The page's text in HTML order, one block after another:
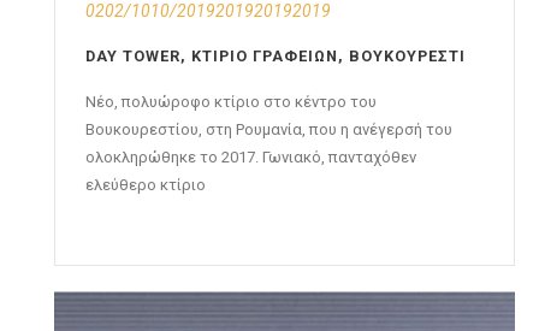
0202/1010/2019201920192019
DAY TOWER, ΚΤΊΡΙΟ ΓΡΑΦΕΊΩΝ, ΒΟΥΚΟΥΡΈΣΤΙ
Νέο, πολυώροφο κτίριο στο κέντρο του
Βουκουρεστίου, στη Ρουμανία, που η ανέγερσή του
ολοκληρώθηκε το 2017. Γωνιακό, πανταχόθεν
ελεύθερο κτίριο